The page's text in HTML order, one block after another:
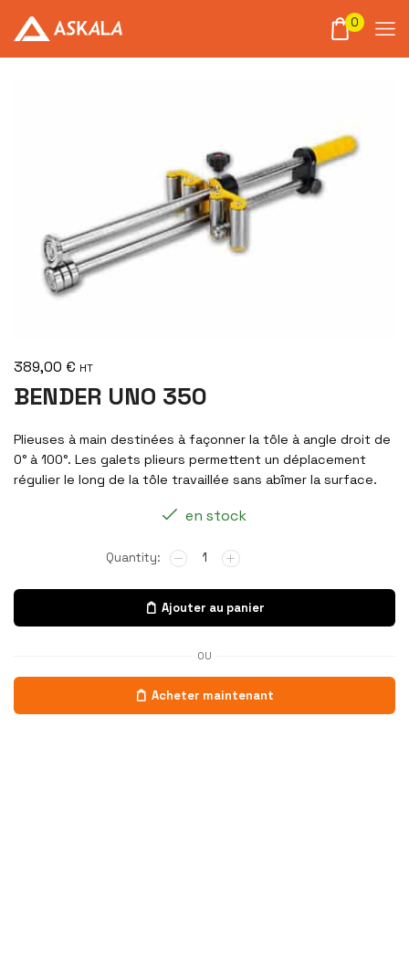
0
389,00 € HT
BENDER UNO 350
Plieuses à main destinées à façonner la tôle à angle droit de
0° à 100°. Les galets plieurs permettent un déplacement
régulier le long de la tôle travaillée sans abîmer la surface.
en stock
Ajouter au panier
OU
Acheter maintenant